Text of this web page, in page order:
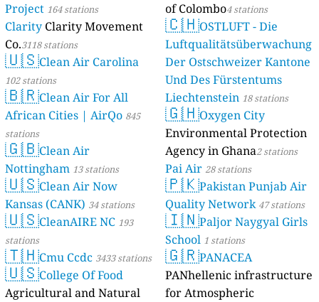
Project 164 stations
Clarity Clarity Movement
Co.3118 stations
🇺🇸Clean Air Carolina
102 stations
🇧🇷Clean Air For All
African Cities | AirQo 845
stations
🇬🇧Clean Air
Nottingham 13 stations
🇺🇸Clean Air Now
Kansas (CANK) 34 stations
🇺🇸CleanAIRE NC 193
stations
🇹🇭Cmu Ccdc 3433 stations
🇺🇸College Of Food
Agricultural and Natural
of Colombo4 stations
🇨🇭OSTLUFT - Die
Luftqualitätsüberwachung
Der Ostschweizer Kantone
Und Des Fürstentums
Liechtenstein 18 stations
🇬🇭Oxygen City
Environmental Protection
Agency in Ghana2 stations
Pai Air 28 stations
🇵🇰Pakistan Punjab Air
Quality Network 47 stations
🇮🇳Paljor Naygyal Girls
School 1 stations
🇬🇷PANACEA
PANhellenic infrastructure
for Atmospheric